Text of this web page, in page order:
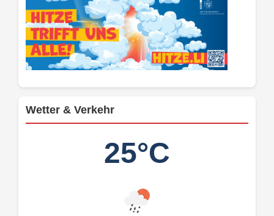
Wetter & Verkehr
25°C